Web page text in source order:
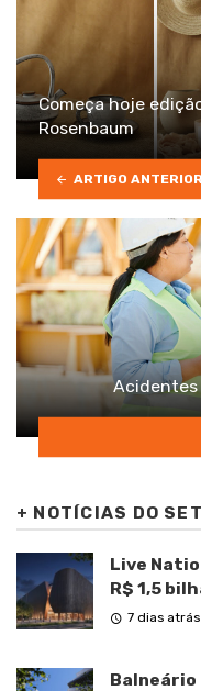
Começa hoje
Rosenbaum
ARTIGO
Acidentes
+ NOTÍCIAS DO
Live
R$ 1,5
7 dias atrás
Balneário